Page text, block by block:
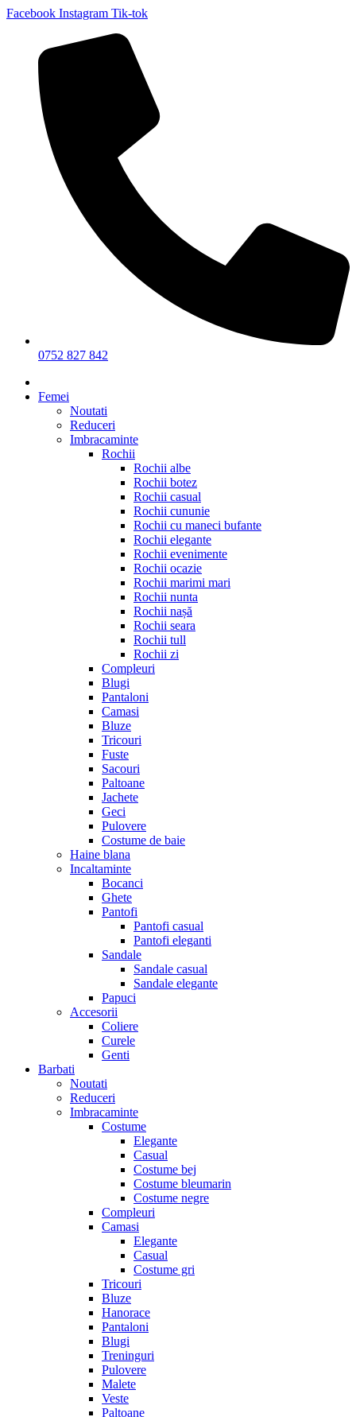
Facebook Instagram Tik-tok
0752 827 842
Femei
Noutati
Reduceri
Imbracaminte
Rochii
Rochii albe
Rochii botez
Rochii casual
Rochii cununie
Rochii cu maneci bufante
Rochii elegante
Rochii evenimente
Rochii ocazie
Rochii marimi mari
Rochii nunta
Rochii nașă
Rochii seara
Rochii tull
Rochii zi
Compleuri
Blugi
Pantaloni
Camasi
Bluze
Tricouri
Fuste
Sacouri
Paltoane
Jachete
Geci
Pulovere
Costume de baie
Haine blana
Incaltaminte
Bocanci
Ghete
Pantofi
Pantofi casual
Pantofi eleganti
Sandale
Sandale casual
Sandale elegante
Papuci
Accesorii
Coliere
Curele
Genti
Barbati
Noutati
Reduceri
Imbracaminte
Costume
Elegante
Casual
Costume bej
Costume bleumarin
Costume negre
Compleuri
Camasi
Elegante
Casual
Costume gri
Tricouri
Bluze
Hanorace
Pantaloni
Blugi
Treninguri
Pulovere
Malete
Veste
Paltoane